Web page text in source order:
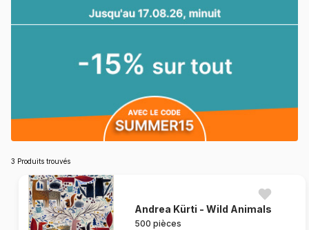
3 Produits trouvés
Andrea Kürti - Wild Animals
500 pièces